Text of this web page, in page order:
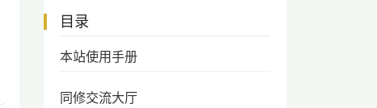
目录
本站使用手册
同修交流大厅